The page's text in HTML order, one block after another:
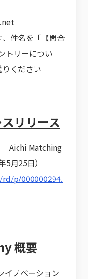
件名を「【問合
トリーについ
ください
リリース
Aichi Matching
月25日）
p/000000294.
概要
イノベーション